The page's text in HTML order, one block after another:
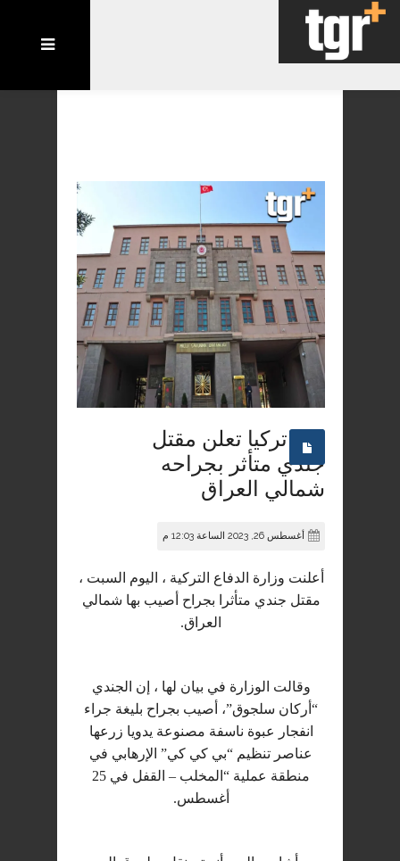
تركيا تعلن مقتل
جندي متأثر بجراحه
شمالي العراق
أغسطس 26, 2023 الساعة 12:03 م
أعلنت وزارة الدفاع التركية ، اليوم السبت ،
مقتل جندي متأثرا بجراح أصيب بها شمالي
العراق.
وقالت الوزارة في بيان لها ، إن الجندي
“أركان سلجوق”، أصيب بجراح بليغة جراء
انفجار عبوة ناسفة مصنوعة يدويا زرعها
عناصر تنظيم “بي كي كي” الإرهابي في
منطقة عملية “المخلب – القفل في 25
أغسطس.